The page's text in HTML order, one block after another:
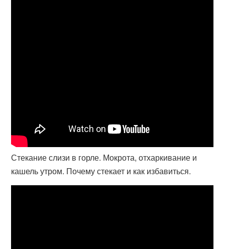
Стекание слизи в горле. Мокрота, отхаркивание и
кашель утром. Почему стекает и как избавиться.